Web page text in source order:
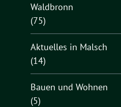
Waldbronn
(75)
Aktuelles in Malsch
(14)
Bauen und Wohnen
(5)